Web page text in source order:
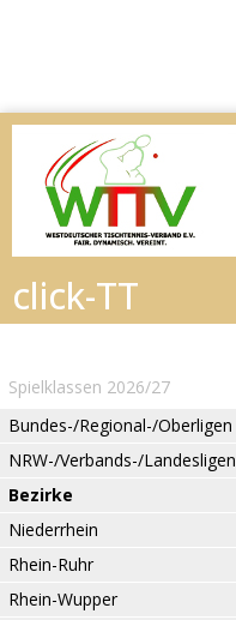
Spielklassen 2026/27
Bundes-/Regional-/Oberligen
NRW-/Verbands-/Landesligen
Bezirke
Niederrhein
Rhein-Ruhr
Rhein-Wupper